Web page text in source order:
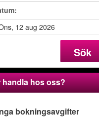
:
ons, 12 aug 2026
Sök
handla hos oss?
bokningsavgifter